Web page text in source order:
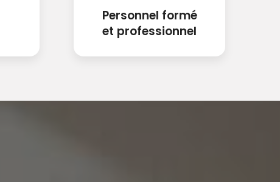
Personnel formé
et professionnel